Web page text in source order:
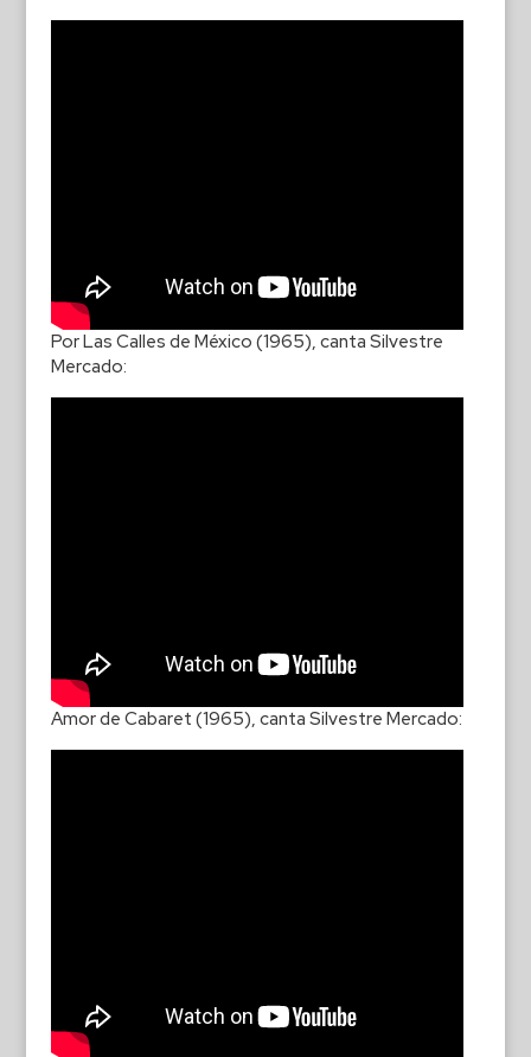
Por Las Calles de México (1965), canta Silvestre
Mercado:
Amor de Cabaret (1965), canta Silvestre Mercado: